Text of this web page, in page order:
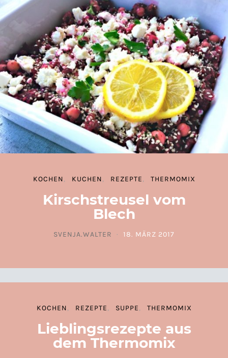
KOCHEN KUCHEN REZEPTE THERMOMIX
Kirschstreusel vom
Blech
SVENJA.WALTER
POSTED ON
18. MÄRZ 2017
KOCHEN REZEPTE SUPPE THERMOMIX
Lieblingsrezepte aus
dem Thermomix